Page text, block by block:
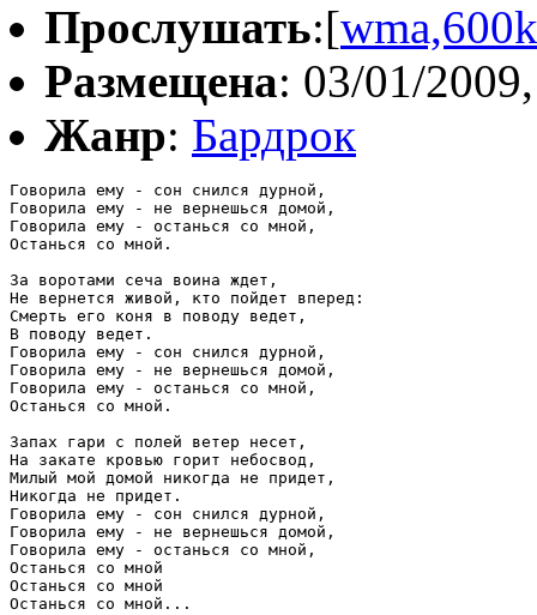
Прослушать:[wma,600k
Размещена: 03/01/
Жанр: Бардрок
Говорила ему - сон снился дурной,
Говорила ему - не вернешься домой,
Говорила ему - останься со мной,
Останься со мной.
За воротами сеча воина ждет,
Не вернется живой, кто пойдет вперед:
Смерть его коня в поводу ведет,
В поводу ведет.
Говорила ему - сон снился дурной,
Говорила ему - не вернешься домой,
Говорила ему - останься со мной,
Останься со мной.
Запах гари с полей ветер несет,
На закате кровью горит небосвод,
Милый мой домой никогда не придет,
Никогда не придет.
Говорила ему - сон снился дурной,
Говорила ему - не вернешься домой,
Говорила ему - останься со мной,
Останься со мной
Останься со мной
Останься со мной...